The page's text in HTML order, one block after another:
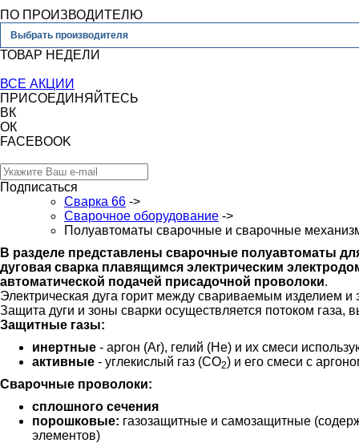
ПО ПРОИЗВОДИТЕЛЮ
Выбрать производителя
ТОВАР НЕДЕЛИ
ВСЕ АКЦИИ
ПРИСОЕДИНЯЙТЕСЬ
ВК
ОК
FACEBOOK
Подписаться
Сварка 66 ->
Сварочное оборудование ->
Полуавтоматы сварочные и сварочные
В разделе представлены сварочные полуавтоматы
дуговая сварка плавящимся электрическим
автоматической подачей присадочной проволоки.
Электрическая дуга горит между свариваемым изделием
Защита дуги и зоны сварки осуществляется потоком газа,
Защитные газы:
инертные - аргон (Ar), гелий (He) и их смеси
активные - углекислый газ (CO2) и его смеси с
Сварочные проволоки:
сплошного сечения
порошковые: газозащитные и самозащитные
элементов)